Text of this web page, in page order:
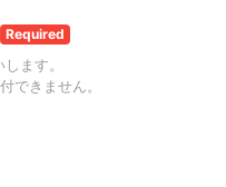
Required
ます。
できません。